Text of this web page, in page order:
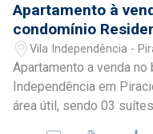
Apartamento à
condomínio
Imperialle
Vila Independência -
Apartamento a venda no
Independência em
área útil, sendo 03